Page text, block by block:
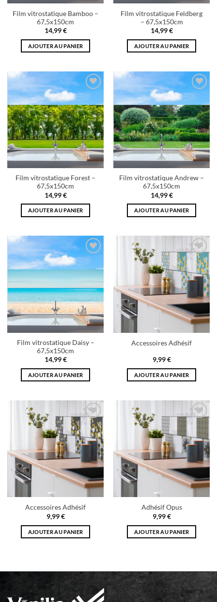
Film vitrostatique Bamboo –
67,5x150cm
14,99€
AJOUTER AU PANIER
Film vitrostatique Feldberg
– 67,5x150cm
14,99€
AJOUTER AU PANIER
Add to
wishlist
Film vitrostatique Forest –
67,5x150cm
14,99€
AJOUTER AU PANIER
Add to
wishlist
Film vitrostatique Andrew –
67,5x150cm
14,99€
AJOUTER AU PANIER
Add to
wishlist
Film vitrostatique Daisy –
67,5x150cm
14,99€
AJOUTER AU PANIER
Add to
wishlist
Accessoires Adhésif
9,99€
AJOUTER AU PANIER
Add to
wishlist
Accessoires Adhésif
9,99€
AJOUTER AU PANIER
Add to
wishlist
Adhésif Opus
9,99€
AJOUTER AU PANIER